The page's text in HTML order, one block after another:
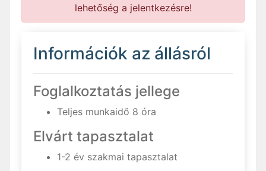
lehetőség a jelentkezésre!
Információk az állásról
Foglalkoztatás jellege
Teljes munkaidő 8 óra
Elvárt tapasztalat
1-2 év szakmai tapasztalat